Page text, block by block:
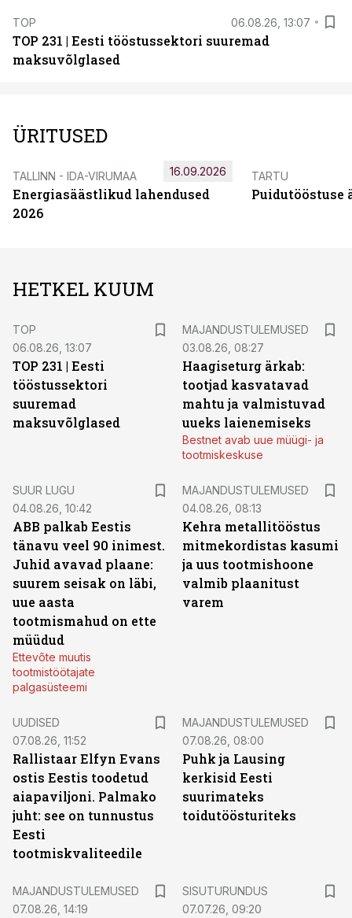
TOP 06.08.26, 13:07
TOP 231 | Eesti tööstussektori suuremad
maksuvõlglased
ÜRITUSED
TALLINN - IDA-VIRUMAA
Energiasäästlikud lahendused
2026
16.09.2026 TARTU
Puidutööstuse
HETKEL KUUM
TOP
06.08.26, 13:07
TOP 231 | Eesti
tööstussektori
suuremad
maksuvõlglased
MAJANDUSTULEMUSED
03.08.26, 08:27
Haagiseturg ärkab:
tootjad kasvatavad
mahtu ja valmistuvad
uueks laienemiseks
Bestnet avab uue müügi- ja
tootmiskeskuse
SUUR LUGU
04.08.26, 10:42
ABB palkab Eestis
tänavu veel 90 inimest.
Juhid avavad plaane:
suurem seisak on läbi,
uue aasta
tootmismahud on ette
müüdud
Ettevõte muutis
tootmistöötajate
palgasüsteemi
MAJANDUSTULEMUSED
04.08.26, 08:13
Kehra metallitööstus
mitmekordistas kasumi
ja uus tootmishoone
valmib plaanitust
varem
UUDISED
07.08.26, 11:52
Rallistaar Elfyn Evans
ostis Eestis toodetud
aiapaviljoni. Palmako
juht: see on tunnustus
Eesti
tootmiskvaliteedile
MAJANDUSTULEMUSED
07.08.26, 08:00
Puhk ja Lausing
kerkisid Eesti
suurimateks
toidutöösturiteks
MAJANDUSTULEMUSED
07.08.26, 14:19
SISUTURUNDUS
07.07.26, 09:20